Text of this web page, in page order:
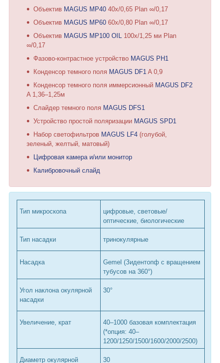
Объектив MAGUS MP40 40х/0,65 Plan ∞/0,17
Объектив MAGUS MP60 60х/0,80 Plan ∞/0,17
Объектив MAGUS MP100 OIL
100х/1,25 ми Plan
∞/0,17
Фазово-контрастное устройство MAGUS PH1
Конденсор темного поля MAGUS DF1 A 0,9
Конденсор темного поля иммерсионный MAGUS DF2
A 1,36–1,25м
Слайдер темного поля MAGUS DFS1
Устройство простой поляризации MAGUS SPD1
Набор светофильтров MAGUS LF4 (голубой,
зеленый, желтый, матовый)
Цифровая камера и/или монитор
Калибровочный слайд
Тип микроскопа
цифровые, световые/
оптические, биологические
Тип насадки тринокулярные
Насадка
Gemel (Зидентопф с вращением
тубусов на 360°)
Угол наклона окулярной
насадки
30°
Увеличение, крат
40–1000 базовая комплектация
(*опция: 40–
1200/1250/1500/1600/2000/2500)
Диаметр окулярной
30